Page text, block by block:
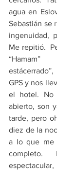
agua en
Sebastián se
ingenuidad,
Me repitió.
GPS y nos
el hotel. No
abierto, son
tarde, pero
diez de la
a lo que me